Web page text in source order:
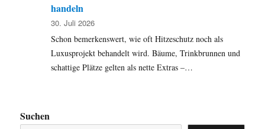
handeln
30. Juli 2026
Schon bemerkenswert, wie oft Hitzeschutz noch als
Luxusprojekt behandelt wird. Bäume, Trinkbrunnen und
schattige Plätze gelten als nette Extras –…
Suchen